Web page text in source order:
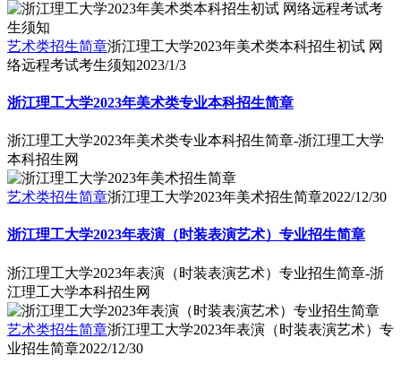
艺术类招生简章浙江理工大学2023年美术类本科招生初试 网
络远程考试考生须知2023/1/3
浙江理工大学2023年美术类专业本科招生简章
浙江理工大学2023年美术类专业本科招生简章-浙江理工大学
本科招生网
艺术类招生简章浙江理工大学2023年美术招生简章2022/12/30
浙江理工大学2023年表演（时装表演艺术）专业招生简章
浙江理工大学2023年表演（时装表演艺术）专业招生简章-浙
江理工大学本科招生网
艺术类招生简章浙江理工大学2023年表演（时装表演艺术）专
业招生简章2022/12/30